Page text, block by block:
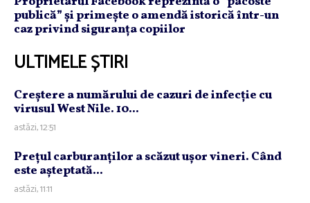
publică” și primește o amendă istorică într-un
caz privind siguranța copiilor
ULTIMELE ȘTIRI
Creştere a numărului de cazuri de infecţie cu
virusul West Nile. 10...
astăzi, 12:51
Preţul carburanţilor a scăzut uşor vineri. Când
este aşteptată...
astăzi, 11:11